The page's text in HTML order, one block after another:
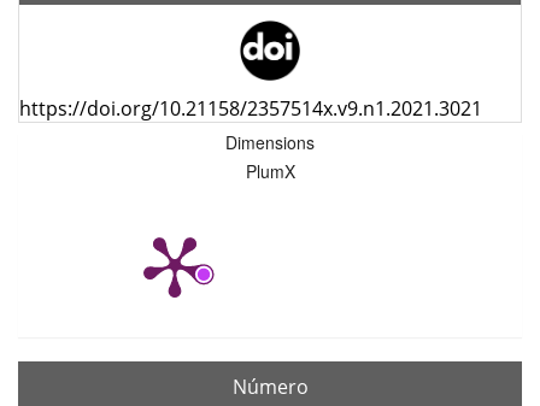
https://doi.org/10.21158/2357514x.v9.n1.2021.3021
Dimensions
PlumX
Número